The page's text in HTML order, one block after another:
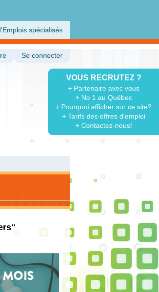
spécialisés
VOUS RECRUTEZ ?
+ Partenaire avec vous
+ No 1 au Québec
+ Pourquoi afficher sur ce site?
+ Tarifs des offres d'emploi
+ Contactez-nous!
Se connecter